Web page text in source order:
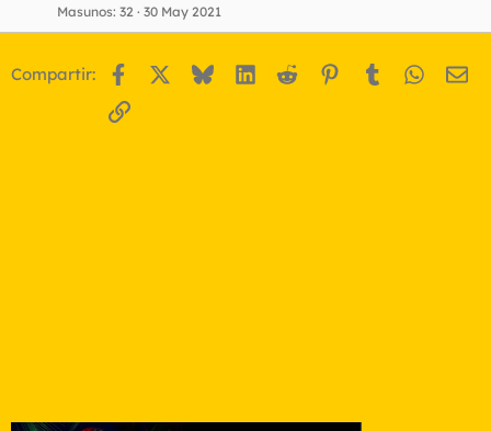
r
Masunos 32 30 May 2021
Compartir: Facebook BlueskyLinkedIn
Reddit Pinterest
Tumblr
Enlace